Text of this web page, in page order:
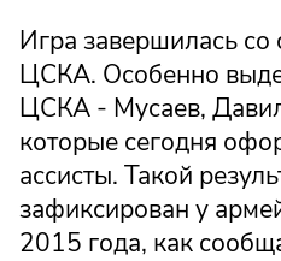
Игра завершилась со
ЦСКА. Особенно
ЦСКА - Мусаев,
которые сегодня
ассисты. Такой
зафиксирован у
2015 года, как